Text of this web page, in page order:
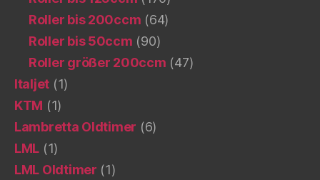
Roller bis 200ccm (64)
Roller bis 50ccm (90)
Roller größer 200ccm (47)
Italjet (1)
KTM (1)
Lambretta Oldtimer (6)
LML (1)
LML Oldtimer (1)